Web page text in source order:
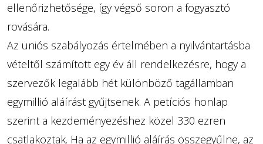
ellenőrizhetősége, így végső soron a fogyasztó
rovására.
Az uniós szabályozás értelmében a nyilvántartásba
vételtől számított egy év áll rendelkezésre, hogy a
szervezők legalább hét különböző tagállamban
egymillió aláírást gyűjtsenek. A petíciós honlap
szerint a kezdeményezéshez közel 330 ezren
csatlakoztak. Ha az egymillió aláírás összegyűlne, az